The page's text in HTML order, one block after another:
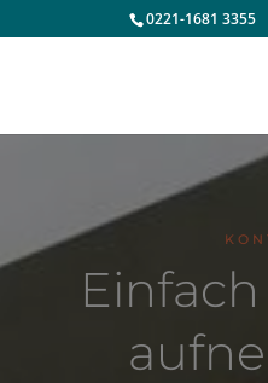
0221-1681 3355